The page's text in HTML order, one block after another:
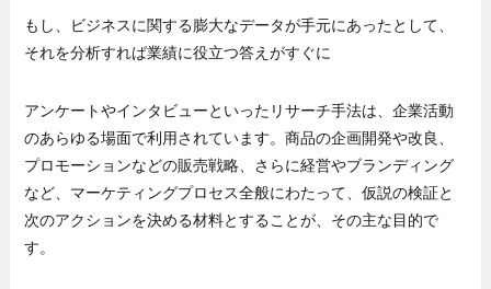
もし、ビジネスに関する膨大なデータが手元にあったとして、
それを分析すれば業績に役立つ答えがすぐに
アンケートやインタビューといったリサーチ手法は、企業活動
のあらゆる場面で利用されています。商品の企画開発や改良、
プロモーションなどの販売戦略、さらに経営やブランディング
など、マーケティングプロセス全般にわたって、仮説の検証と
次のアクションを決める材料とすることが、その主な目的で
す。